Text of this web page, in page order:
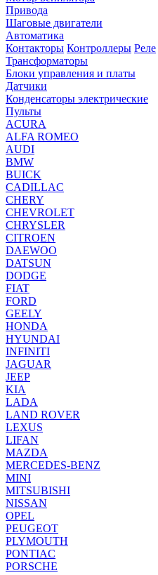
Привода
Шаговые двигатели
Автоматика
Контакторы Контроллеры Реле
Трансформаторы
Блоки управления и платы
Датчики
Конденсаторы электрические
Пульты
ACURA
ALFA ROMEO
AUDI
BMW
BUICK
CADILLAC
CHERY
CHEVROLET
CHRYSLER
CITROEN
DAEWOO
DATSUN
DODGE
FIAT
FORD
GEELY
HONDA
HYUNDAI
INFINITI
JAGUAR
JEEP
KIA
LADA
LAND ROVER
LEXUS
LIFAN
MAZDA
MERCEDES-BENZ
MINI
MITSUBISHI
NISSAN
OPEL
PEUGEOT
PLYMOUTH
PONTIAC
PORSCHE